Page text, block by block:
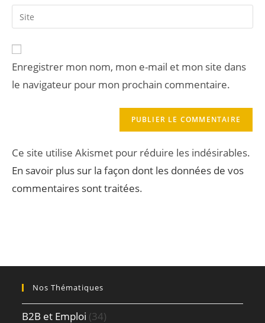
Enregistrer mon nom, mon e-mail et mon site dans
le navigateur pour mon prochain commentaire.
Ce site utilise Akismet pour réduire les indésirables.
En savoir plus sur la façon dont les données de vos
commentaires sont traitées.
Nos Thématiques
B2B et Emploi (34)